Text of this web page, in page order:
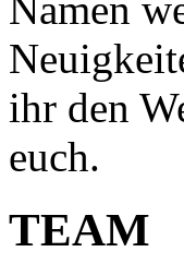
ihr den
euch.
TEAM